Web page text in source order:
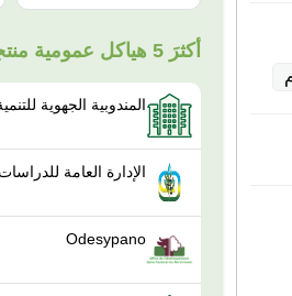
أكثرَ 5 هياكل عمومية منتجة للبيانات المفتوحة
المندوبية الجهوية
الإدارة العامة
Odesypano